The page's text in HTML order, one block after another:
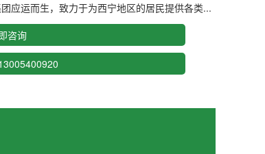
应运而生，致力于为西宁地区的居民提供各类...
咨询